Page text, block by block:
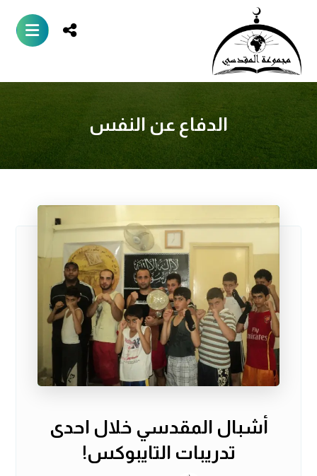
الدفاع عن النفس
أشبال المقدسي خلال احدى
تدريبات التايبوكس!